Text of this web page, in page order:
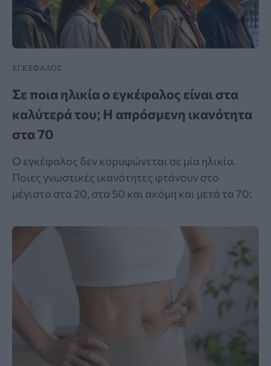
ΕΓΚΕΦΑΛΟΣ
Σε ποια ηλικία ο εγκέφαλος είναι στα
καλύτερά του; Η απρόσμενη ικανότητα
στα 70
Ο εγκέφαλος δεν κορυφώνεται σε μία ηλικία.
Ποιες γνωστικές ικανότητες φτάνουν στο
μέγιστο στα 20, στα 50 και ακόμη και μετά τα 70;